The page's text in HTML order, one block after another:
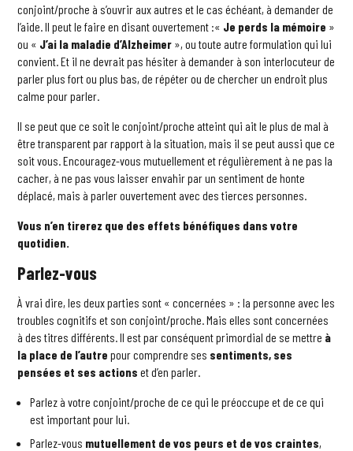
conjoint/proche à s’ouvrir aux autres et le cas échéant, à demander de
l’aide. Il peut le faire en disant ouvertement :« Je perds la mémoire »
ou « J’ai la maladie d’Alzheimer », ou toute autre formulation qui lui
convient. Et il ne devrait pas hésiter à demander à son interlocuteur de
parler plus fort ou plus bas, de répéter ou de chercher un endroit plus
calme pour parler.
Il se peut que ce soit le conjoint/proche atteint qui ait le plus de mal à
être transparent par rapport à la situation, mais il se peut aussi que ce
soit vous. Encouragez-vous mutuellement et régulièrement à ne pas la
cacher, à ne pas vous laisser envahir par un sentiment de honte
déplacé, mais à parler ouvertement avec des tierces personnes.
Vous n’en tirerez que des effets bénéfiques dans votre
quotidien.
Parlez-vous
À vrai dire, les deux parties sont « concernées » : la personne avec les
troubles cognitifs et son conjoint/proche. Mais elles sont concernées
à des titres différents. Il est par conséquent primordial de se mettre à
la place de l’autre pour comprendre ses sentiments, ses
pensées et ses actions et d’en parler.
Parlez à votre conjoint/proche de ce qui le préoccupe et de ce qui
est important pour lui.
Parlez-vous mutuellement de vos peurs et de vos craintes,